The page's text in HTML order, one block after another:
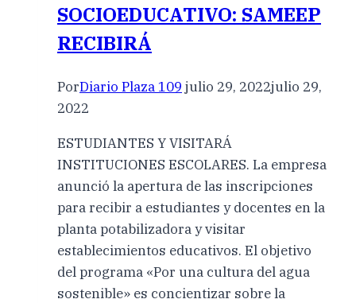
SOCIOEDUCATIVO: SAMEEP
RECIBIRÁ
PorDiario Plaza 109 julio 29, 2022julio 29,
2022
ESTUDIANTES Y VISITARÁ
INSTITUCIONES ESCOLARES. La empresa
anunció la apertura de las inscripciones
para recibir a estudiantes y docentes en la
planta potabilizadora y visitar
establecimientos educativos. El objetivo
del programa «Por una cultura del agua
sostenible» es concientizar sobre la